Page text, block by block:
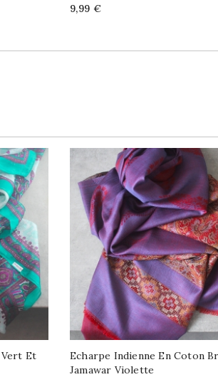
Price
9,99 €
Et
Echarpe Indienne En Coton
Jamawar Violette